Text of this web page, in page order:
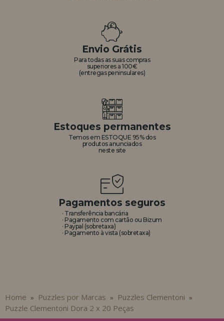
Envio Grátis
Para todas as suas compras
superiores a 100€
(entregas peninsulares)
Estoques permanentes
Temos em ESTOQUE 95% dos
produtos anunciados
neste site
Pagamentos seguros
· Transferência bancária
· Pagamento com cartão ou Bizum
· Paypal (sobretaxa)
· Pagamento à vista (sobretaxa)
Home » Puzzles por Marcas » Puzzles Clementoni »
Puzzle Clementoni Dora 2 x 20 Peças